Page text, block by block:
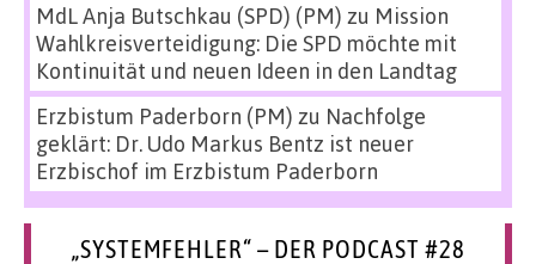
MdL Anja Butschkau (SPD) (PM) zu Mission
Wahlkreisverteidigung: Die SPD möchte mit
Kontinuität und neuen Ideen in den Landtag
Erzbistum Paderborn (PM) zu Nachfolge
geklärt: Dr. Udo Markus Bentz ist neuer
Erzbischof im Erzbistum Paderborn
„SYSTEMFEHLER“ – DER PODCAST #28